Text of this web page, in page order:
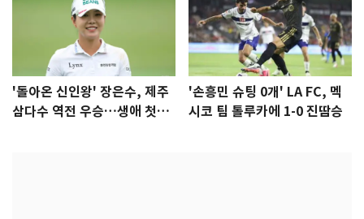
'돌아온 신인왕' 장은수, 제주
삼다수 역전 우승…생애 첫승
'손흥민 슈팅 0개' LA FC, 멕
시코 팀 톨루카에 1-0 진땀승